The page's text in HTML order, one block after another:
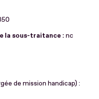
la sous-traitance : nc
de mission handicap) :